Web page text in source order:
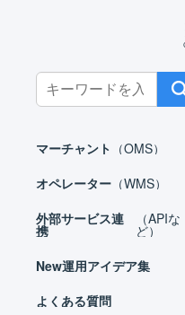
Search
for:
マーチャント （OMS）
オペレーター （WMS）
外部サービス連
携
（APIな
ど）
New運用アイデア集
よくある質問
ホーム よくある質問
配送方法が異なります。
受注伝
配送方